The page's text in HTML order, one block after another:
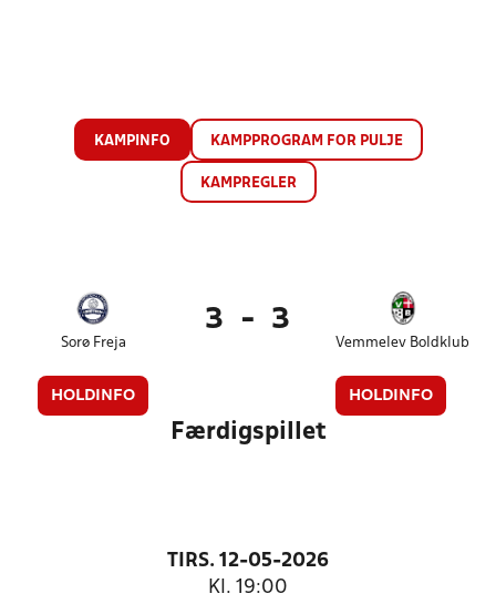
KAMPINFO KAMPPROGRAM FOR PULJE
KAMPREGLER
Sorø Freja
HOLDINFO
3 - 3
Vemmelev Boldklub
HOLDINFO
Færdigspillet
TIRS. 12-05-2026
Kl. 19:00